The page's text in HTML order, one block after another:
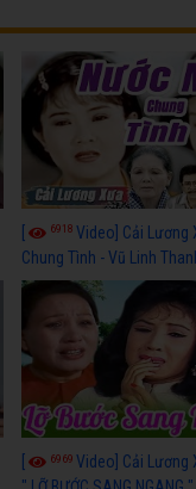
6918 Video] Cải Lương
Chung Tình - Vũ Linh
lương xã hội hay nhất
6969 Video] Cải Lương